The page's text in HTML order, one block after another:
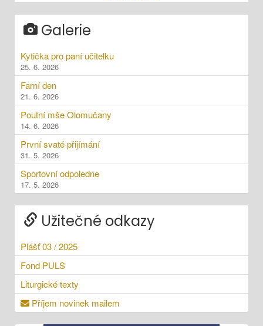
Galerie
Kytička pro paní učitelku
25. 6. 2026
Farní den
21. 6. 2026
Poutní mše Olomučany
14. 6. 2026
První svaté přijímání
31. 5. 2026
Sportovní odpoledne
17. 5. 2026
Užitečné odkazy
Plášť 03 / 2025
Fond PULS
Liturgické texty
Příjem novinek mailem